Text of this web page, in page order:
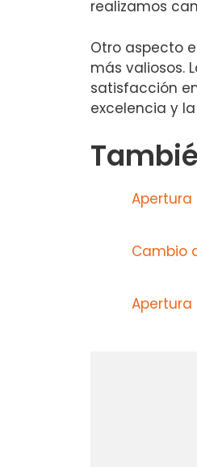
realizamos
Otro aspecto
más valiosos.
satisfacción
excelencia y
Apertura
Cambio